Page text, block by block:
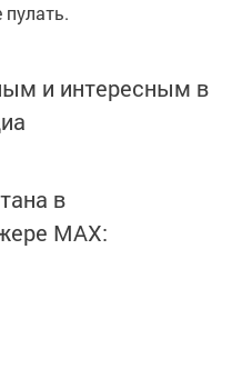
и интересным в
в
MАХ: